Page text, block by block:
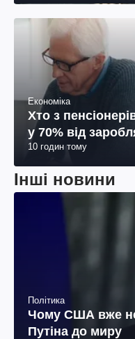
Економіка
Хто з
у 70% від
10 годин тому
Інші новини
Політика
Чому США вже
Путіна до миру